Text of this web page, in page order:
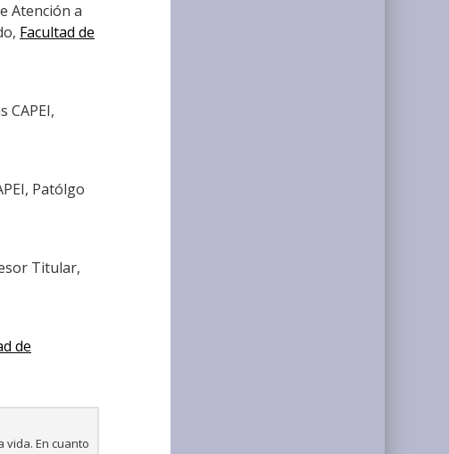
Atención a
Facultad de
CAPEI,
Patólgo
Titular,
de
En cuanto